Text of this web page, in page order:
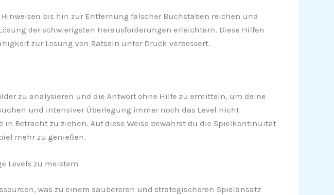
bis hin zur Entfernung falscher Buchstaben reichen und
der schwierigsten Herausforderungen erleichtern. Diese Hilfen
zur Lösung von Rätseln unter Druck verbessert.
zu analysieren und die Antwort ohne Hilfe zu ermitteln, um deine
und intensiver Überlegung immer noch das Level nicht
Betracht zu ziehen. Auf diese Weise bewahrst du die Spielkontinuität
mehr zu genießen.
Levels zu meistern
was zu einem saubereren und strategischeren Spielansatz